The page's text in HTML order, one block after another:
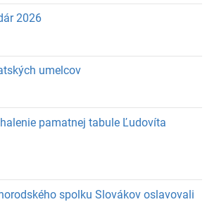
2026
umelcov
pamatnej tabule Ľudovíta
spolku Slovákov oslavovali